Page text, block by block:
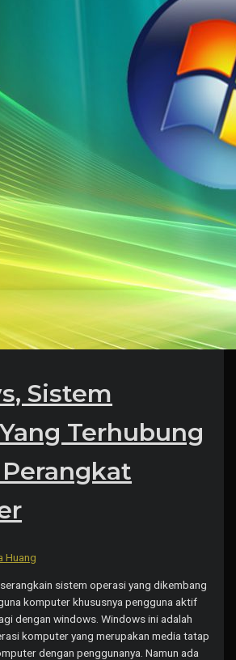
Sistem
Terhubung
Huang
sistem operasi yang dikembang
komputer khususnya pengguna aktif
dengan windows. Windows ini adalah
komputer yang merupakan media tatap
dengan penggunanya. Namun ada